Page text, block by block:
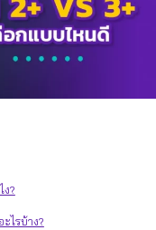
ง?
ไรบ้าง?